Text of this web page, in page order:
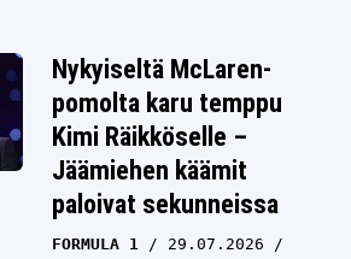
Nykyiseltä McLaren-
pomolta karu temppu
Kimi Räikköselle –
Jäämiehen käämit
paloivat sekunneissa
FORMULA 1
29.07.2026